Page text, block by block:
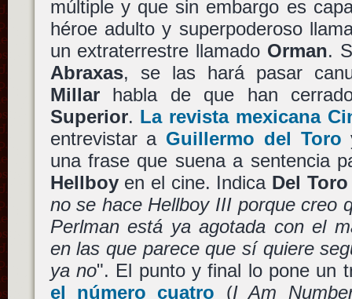
múltiple y que sin embargo es
héroe adulto y superpoderoso
un extraterrestre llamado Orman.
Abraxas, se las hará pasar
Millarhabla de que han
Superior. La revista mexicana
entrevistar a Guillermo del Toro
una frase que suena a sentencia
Hellboyen el cine. Indica Del Toro
no se hace Hellboy III porque creo
Perlman está ya agotada con el
en las que parece que sí quiere
ya no". El punto y final lo pone un
el número cuatro (I Am